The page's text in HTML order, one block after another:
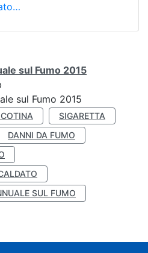
sul Fumo 2015
sul Fumo 2015
SIGARETTA
DANNI DA FUMO
SUL FUMO